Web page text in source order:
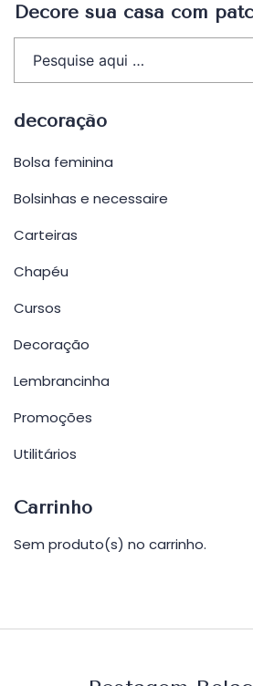
Decore sua casa com
decoração
Bolsa feminina
Bolsinhas e necessaire
Carteiras
Chapéu
Cursos
Decoração
Lembrancinha
Promoções
Utilitários
Carrinho
Sem produto(s) no carrinho.